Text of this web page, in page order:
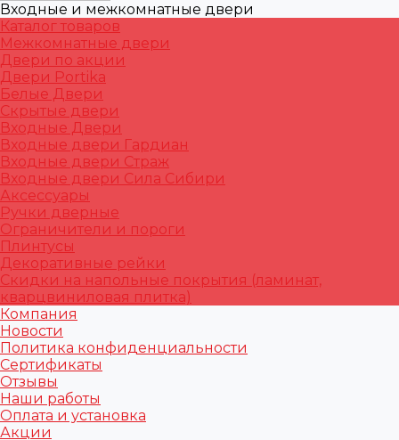
Входные и межкомнатные двери
Каталог товаров
Межкомнатные двери
Двери по акции
Двери Portika
Белые Двери
Скрытые двери
Входные Двери
Входные двери Гардиан
Входные двери Страж
Входные двери Сила Сибири
Аксессуары
Ручки дверные
Ограничители и пороги
Плинтусы
Декоративные рейки
Скидки на напольные покрытия (ламинат,
кварцвиниловая плитка)
Компания
Новости
Политика конфиденциальности
Сертификаты
Отзывы
Наши работы
Оплата и установка
Акции